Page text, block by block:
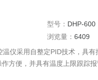
型号： DHP-600
浏览量： 6409
仪采用自整定PID技术，具
方便，并具有温度上限跟踪
调节高度的不锈钢搁板。外门